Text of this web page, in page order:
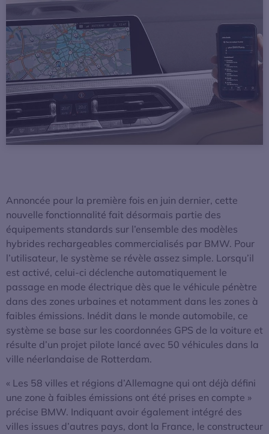
Espace presse
Annoncée pour la première fois en juin dernier, cette
nouvelle fonctionnalité fait désormais partie des
équipements standards sur l’ensemble des modèles
hybrides rechargeables commercialisés par BMW. Pour
l’utilisateur, le système se révèle assez simple. Lorsqu’il
est activé, celui-ci déclenche automatiquement le
passage en mode électrique dès que le véhicule pénètre
dans des zones urbaines et notamment dans les zones à
faibles émissions. Inédit dans le monde automobile, ce
système se base sur les coordonnées GPS de la voiture et
résulte d’un projet pilote lancé avec 50 véhicules dans la
ville néerlandaise de Rotterdam.
« Les 58 villes et régions d’Allemagne qui ont déjà défini
une zone à faibles émissions ont été prises en compte »
précise BMW. Indiquant avoir également intégré des
villes issues d’autres pays, dont la France, le constructeur